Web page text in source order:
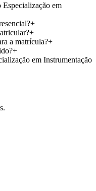
Especialização em
+
+
a matrícula?+
+
em Instrumentação